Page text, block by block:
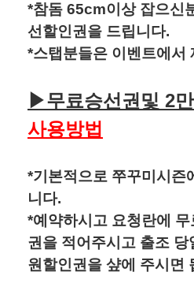
*참돔 65cm이상 잡으신
선할인권을 드립니다.
*스탭분들은 이벤트에서
▶무료승선권및 2
사용방법
*기본적으로 쭈꾸미시즌
니다.
*예약하시고 요청란에
권을 적어주시고 출조
원할인권을 샾에 주시면